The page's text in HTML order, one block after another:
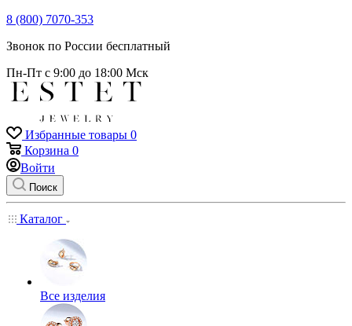
8 (800) 7070-353
Звонок по России бесплатный
Пн-Пт с 9:00 до 18:00 Мск
Избранные товары 0
Корзина 0
Войти
Поиск
Каталог
Все изделия